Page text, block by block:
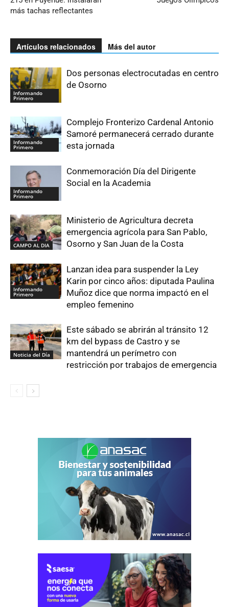
más tachas reflectantes
Artículos relacionados Más del autor
Informando
Primero
Dos personas electrocutadas en centro
de Osorno
Informando
Primero
Complejo Fronterizo Cardenal Antonio
Samoré permanecerá cerrado durante
esta jornada
Informando
Primero
Conmemoración Día del Dirigente
Social en la Academia
CAMPO AL DIA
Ministerio de Agricultura decreta
emergencia agrícola para San Pablo,
Osorno y San Juan de la Costa
Informando
Primero
Lanzan idea para suspender la Ley
Karin por cinco años: diputada Paulina
Muñoz dice que norma impactó en el
empleo femenino
Noticia del Día
Este sábado se abrirán al tránsito 12
km del bypass de Castro y se
mantendrá un perímetro con
restricción por trabajos de emergencia